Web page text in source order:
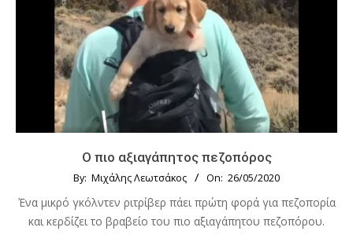
Ο πιο αξιαγάπητος πεζοπόρος
By: Μιχάλης Λεωτσάκος On: 26/05/2020
Ένα μικρό γκόλντεν ριτρίβερ πάει πρώτη φορά για πεζοπορία
και κερδίζει το βραβείο του πιο αξιαγάπητου πεζοπόρου.